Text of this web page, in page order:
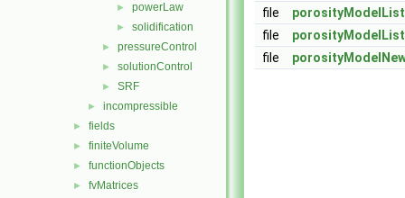
► powerLaw
► solidification
► pressureControl
► solutionControl
► SRF
► incompressible
► fields
► finiteVolume
► functionObjects
► fvMatrices
file
file
file